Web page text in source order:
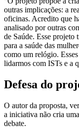
outras implicações: a
oficinas. Acredito que
analisado por outras
de Saúde. Esse projeto
para a saúde das
como um relógio.
lidarmos com ISTs e a
Defesa do
O autor da proposta,
a iniciativa não cria
debate.